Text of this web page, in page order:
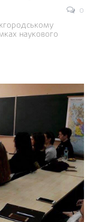
0
наукового